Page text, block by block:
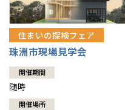
住まいの探検フェア
珠洲市現場見学会
開催期間
随時
開催場所